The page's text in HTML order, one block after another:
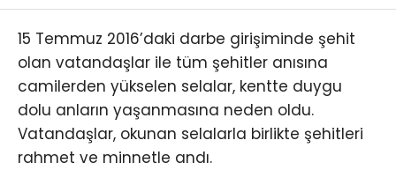
15 Temmuz 2016’daki darbe girişiminde şehit
olan vatandaşlar ile tüm şehitler anısına
camilerden yükselen selalar, kentte duygu
dolu anların yaşanmasına neden oldu.
Vatandaşlar, okunan selalarla birlikte şehitleri
rahmet ve minnetle andı.